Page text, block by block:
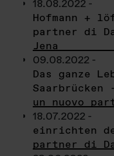
18.08.2022 -
Hofmann +
partner di
Jena
09.08.2022 -
Das ganze
Saarbrücken
un nuovo
18.07.2022 -
einrichten
partner di